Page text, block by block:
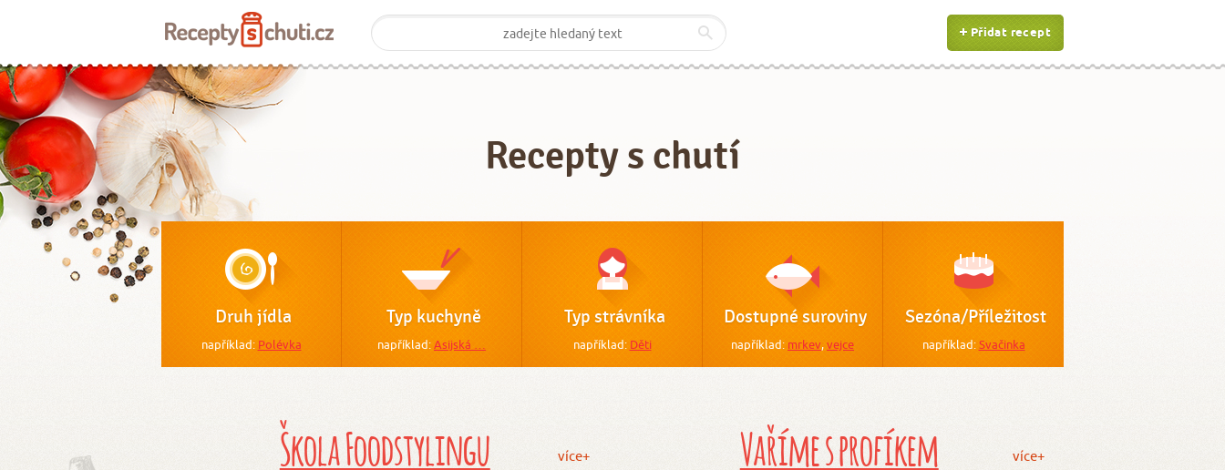
Přidat recept
Recepty s chutí
Druh jídla
například: Polévka
Typ kuchyně
například:Asijská …
Typ strávníka
například: Děti
Dostupné suroviny
například: mrkev,vejce
Sezóna/Příležitost
například:Svačinka
Škola Foodstylingu více+ Vaříme s profíkem více+